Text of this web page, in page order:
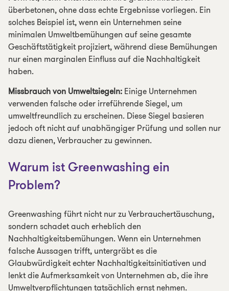
überbetonen, ohne dass echte Ergebnisse vorliegen. Ein
solches Beispiel ist, wenn ein Unternehmen seine
minimalen Umweltbemühungen auf seine gesamte
Geschäftstätigkeit projiziert, während diese Bemühungen
nur einen marginalen Einfluss auf die Nachhaltigkeit
haben.
Missbrauch von Umweltsiegeln: Einige Unternehmen
verwenden falsche oder irreführende Siegel, um
umweltfreundlich zu erscheinen. Diese Siegel basieren
jedoch oft nicht auf unabhängiger Prüfung und sollen nur
dazu dienen, Verbraucher zu gewinnen.
Warum ist Greenwashing ein
Problem?
Greenwashing führt nicht nur zu Verbrauchertäuschung,
sondern schadet auch erheblich den
Nachhaltigkeitsbemühungen. Wenn ein Unternehmen
falsche Aussagen trifft, untergräbt es die
Glaubwürdigkeit echter Nachhaltigkeitsinitiativen und
lenkt die Aufmerksamkeit von Unternehmen ab, die ihre
Umweltverpflichtungen tatsächlich ernst nehmen.